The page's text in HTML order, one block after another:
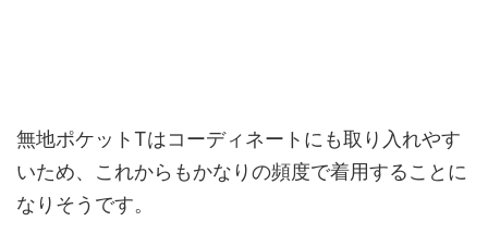
無地ポケットTはコーディネートにも取り入れやす
いため、これからもかなりの頻度で着用することに
なりそうです。